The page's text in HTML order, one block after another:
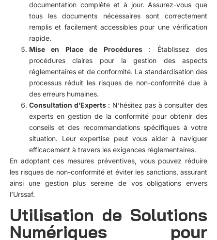
documentation complète et à jour. Assurez-vous que
tous les documents nécessaires sont correctement
remplis et facilement accessibles pour une vérification
rapide.
Mise en Place de Procédures: Établissez des
procédures claires pour la gestion des aspects
réglementaires et de conformité. La standardisation des
processus réduit les risques de non-conformité due à
des erreurs humaines.
Consultation d’Experts: N’hésitez pas à consulter des
experts en gestion de la conformité pour obtenir des
conseils et des recommandations spécifiques à votre
situation. Leur expertise peut vous aider à naviguer
efficacement à travers les exigences réglementaires.
En adoptant ces mesures préventives, vous pouvez réduire
les risques de non-conformité et éviter les sanctions, assurant
ainsi une gestion plus sereine de vos obligations envers
l’Urssaf.
Utilisation de Solutions
Numériques pour